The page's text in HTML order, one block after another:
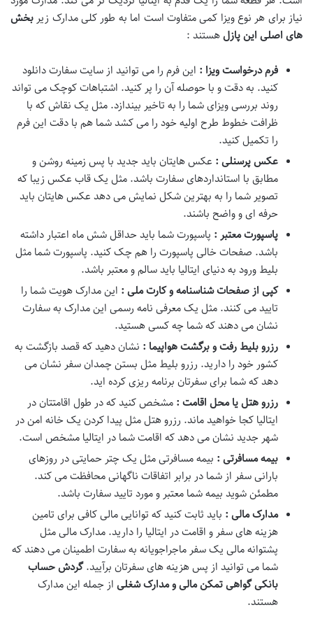
نیاز برای هر نوع ویزا کمی متفاوت است اما به طور کلی مدارک زیر بخش
های اصلی این پازلهستند :
فرم درخواست ویزا : این فرم را می توانید از سایت سفارت دانلود
کنید. به دقت و با حوصله آن را پر کنید. اشتباهات کوچک می تواند
روند بررسی ویزای شما را به تاخیر بیندازد. مثل یک نقاش که با
ظرافت خطوط طرح اولیه خود را می کشد شما هم با دقت این فرم
را تکمیل کنید.
عکس پرسنلی : عکس هایتان باید جدید با پس زمینه روشن و
مطابق با استانداردهای سفارت باشد. مثل یک قاب عکس زیبا که
تصویر شما را به بهترین شکل نمایش می دهد عکس هایتان باید
حرفه ای و واضح باشند.
پاسپورت معتبر : پاسپورت شما باید حداقل شش ماه اعتبار داشته
باشد. صفحات خالی پاسپورت را هم چک کنید. پاسپورت شما مثل
بلیط ورود به دنیای ایتالیا باید سالم و معتبر باشد.
کپی از صفحات شناسنامه و کارت ملی : این مدارک هویت شما را
تایید می کنند. مثل یک معرفی نامه رسمی این مدارک به سفارت
نشان می دهند که شما چه کسی هستید.
رزرو بلیط رفت و برگشت هواپیما : نشان دهید که قصد بازگشت به
کشور خود را دارید. رزرو بلیط مثل بستن چمدان سفر نشان می
دهد که شما برای سفرتان برنامه ریزی کرده اید.
رزرو هتل یا محل اقامت : مشخص کنید که در طول اقامتتان در
ایتالیا کجا خواهید ماند. رزرو هتل مثل پیدا کردن یک خانه امن در
شهر جدید نشان می دهد که اقامت شما در ایتالیا مشخص است.
بیمه مسافرتی : بیمه مسافرتی مثل یک چتر حمایتی در روزهای
بارانی سفر از شما در برابر اتفاقات ناگهانی محافظت می کند.
مطمئن شوید بیمه شما معتبر و مورد تایید سفارت باشد.
مدارک مالی : باید ثابت کنید که توانایی مالی کافی برای تامین
هزینه های سفر و اقامت در ایتالیا را دارید. مدارک مالی مثل
پشتوانه مالی یک سفر ماجراجویانه به سفارت اطمینان می دهند که
شما می توانید از پس هزینه های سفرتان برآیید.گردش حساب
بانکی گواهی تمکن مالی و مدارک شغلی از جمله این مدارک
هستند.